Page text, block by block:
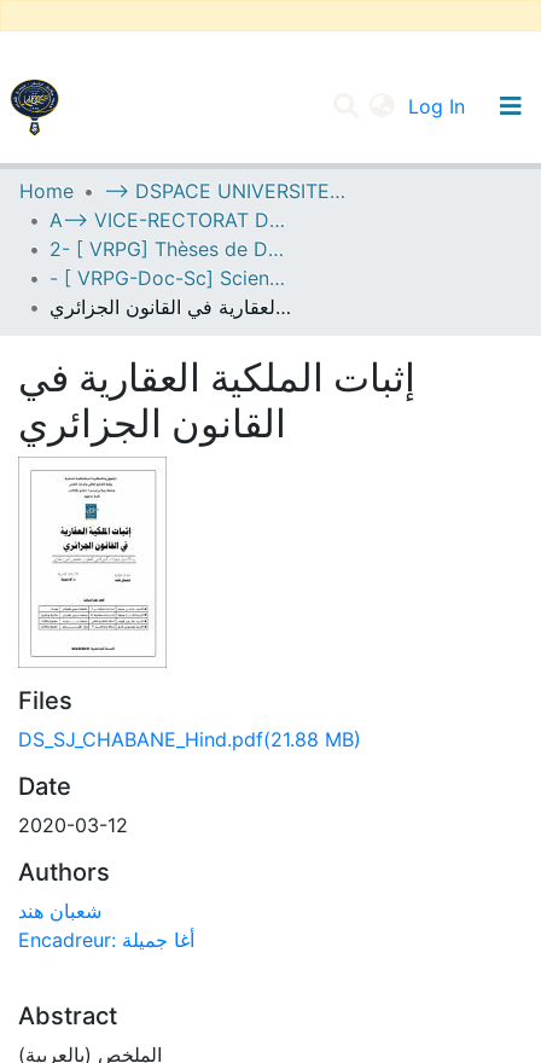
Log In
UNIVERSITY OF D.L SIDI BEL ABBES
Communities & Collections
All of DSpace
Statistics
Home
--> DSPACE UNIVERSITE DJILALLI LIABES DE SIDI BEL ABBES
A--> VICE-RECTORAT DE LA POST-GRADUATION
2- [ VRPG] Thèses de Doctorat en Sciences
- [ VRPG-Doc-Sc] Sciences juridiques --- علوم قانونية
إثبات الملكية العقارية في القانون الجزائري
إثبات الملكية العقارية في
القانون الجزائري
Files
DS_SJ_CHABANE_Hind.pdf(21.88 MB)
Date
2020-03-12
Authors
شعبان هند
Encadreur: أغا جميلة
Abstract
الملخص (بالعربية)